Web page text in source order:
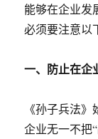
能够在企业发
必须要注意以
一、防止在企
《孙子兵法
企业无一不把